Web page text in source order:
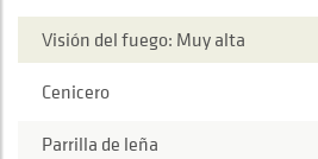
Visión del fuego: Muy alta
Cenicero
Parrilla de leña